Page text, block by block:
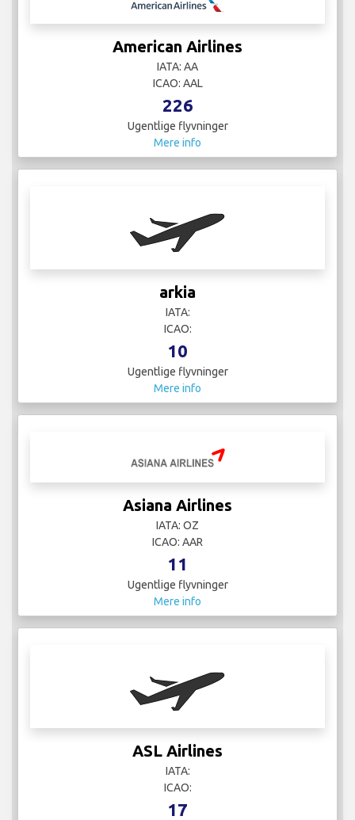
American Airlines
IATA: AA
ICAO: AAL
226
Ugentlige flyvninger
Mere info
arkia
IATA:
ICAO:
10
Ugentlige flyvninger
Mere info
Asiana Airlines
IATA: OZ
ICAO: AAR
11
Ugentlige flyvninger
Mere info
ASL Airlines
IATA:
ICAO:
17